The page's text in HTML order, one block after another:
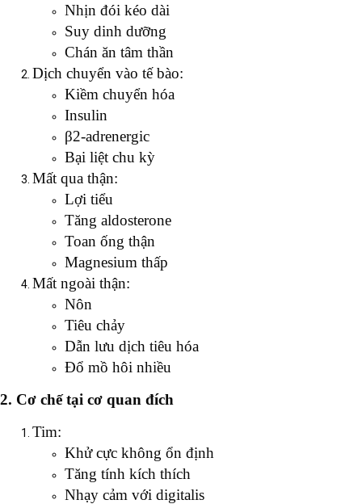
Nhịn đói kéo dài
Suy dinh dưỡng
Chán ăn tâm thần
Dịch chuyển vào tế bào:
Kiềm chuyển hóa
Insulin
β2-adrenergic
Bại liệt chu kỳ
Mất qua thận:
Lợi tiểu
Tăng aldosterone
Toan ống thận
Magnesium thấp
Mất ngoài thận:
Nôn
Tiêu chảy
Dẫn lưu dịch tiêu hóa
Đổ mồ hôi nhiều
2. Cơ chế tại cơ quan đích
Tim:
Khử cực không ổn định
Tăng tính kích thích
Nhạy cảm với digitalis